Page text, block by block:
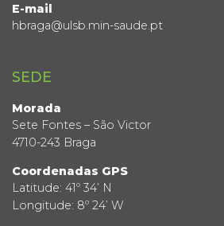
E-mail
hbraga@ulsb.min-saude.pt
SEDE
Morada
Sete Fontes – São Victor
4710-243 Braga
Coordenadas GPS
Latitude: 41º 34’ N
Longitude: 8º 24’ W